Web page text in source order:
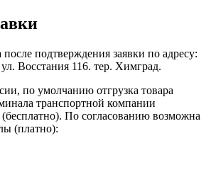
подтверждения заявки по адресу:
ул. Восстания 116. тер. Химград.
по умолчанию отгрузка товара
транспортной компании
По согласованию возможна
(платно):